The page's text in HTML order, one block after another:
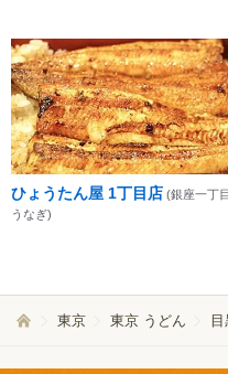
ひょうたん屋 1丁目店 (銀座一丁
うなぎ)
東京 東京 うどん